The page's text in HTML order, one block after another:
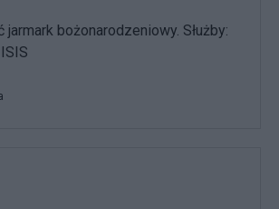
jarmark bożonarodzeniowy. Służby: